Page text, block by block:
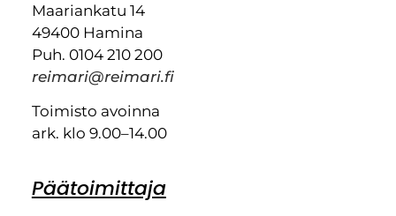
Maariankatu 14
49400 Hamina
Puh. 0104 210 200
reimari@reimari.fi
Toimisto avoinna
ark. klo 9.00–14.00
Päätoimittaja